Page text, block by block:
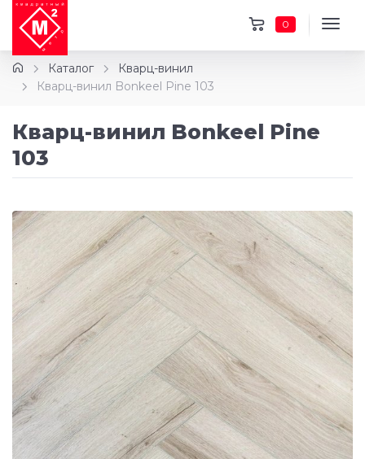
0
Каталог
Кварц-винил
Кварц-винил Bonkeel Pine 103
Кварц-винил Bonkeel Pine
103